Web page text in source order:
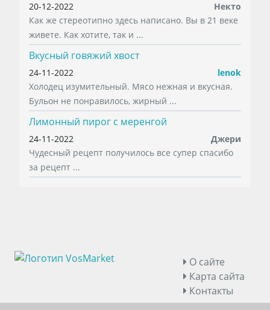
20-12-2022
Некто
Как же стереотипно здесь написано. Вы в 21 веке
живете. Как хотите, так и ...
Вкусный говяжий хвост
24-11-2022
lenok
Холодец изумительный. Мясо нежная и вкусная.
Бульон не понравилось, жирный ...
Лимонный пирог с меренгой
24-11-2022
Джери
Чудесный рецепт получилось все супер спасибо
за рецепт ...
О сайте
Карта сайта
Контакты